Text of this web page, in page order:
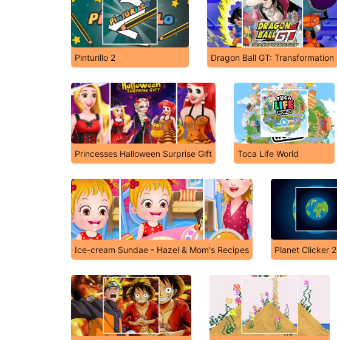
Pinturillo 2 Dragon Ball GT: Transformation
Princesses Halloween Surprise Gift Toca Life World
Ice-cream Sundae - Hazel & Mom's Recipes Planet Clicker 2